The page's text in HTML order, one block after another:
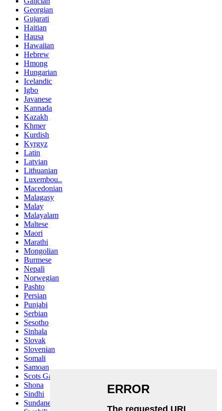
Georgian
Gujarati
Haitian
Hausa
Hawaiian
Hebrew
Hmong
Hungarian
Icelandic
Igbo
Javanese
Kannada
Kazakh
Khmer
Kurdish
Kyrgyz
Latin
Latvian
Lithuanian
Luxembou..
Macedonian
Malagasy
Malay
Malayalam
Maltese
Maori
Marathi
Mongolian
Burmese
Nepali
Norwegian
Pashto
Persian
Punjabi
Serbian
Sesotho
Sinhala
Slovak
Slovenian
Somali
Samoan
Scots Gaelic
Shona
Sindhi
Sundanese